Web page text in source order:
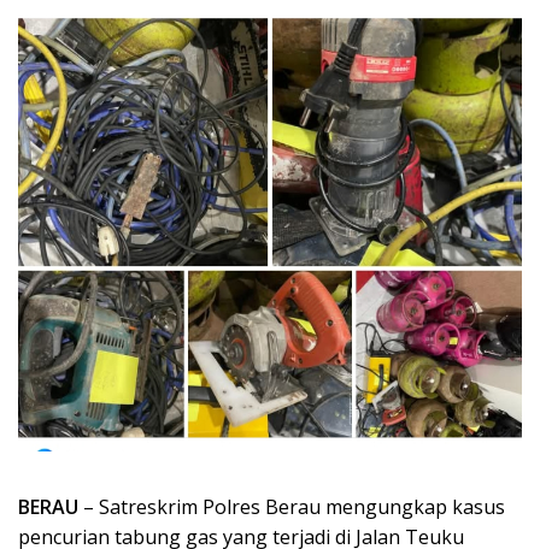
BERAU – Satreskrim Polres Berau mengungkap kasus
pencurian tabung gas yang terjadi di Jalan Teuku